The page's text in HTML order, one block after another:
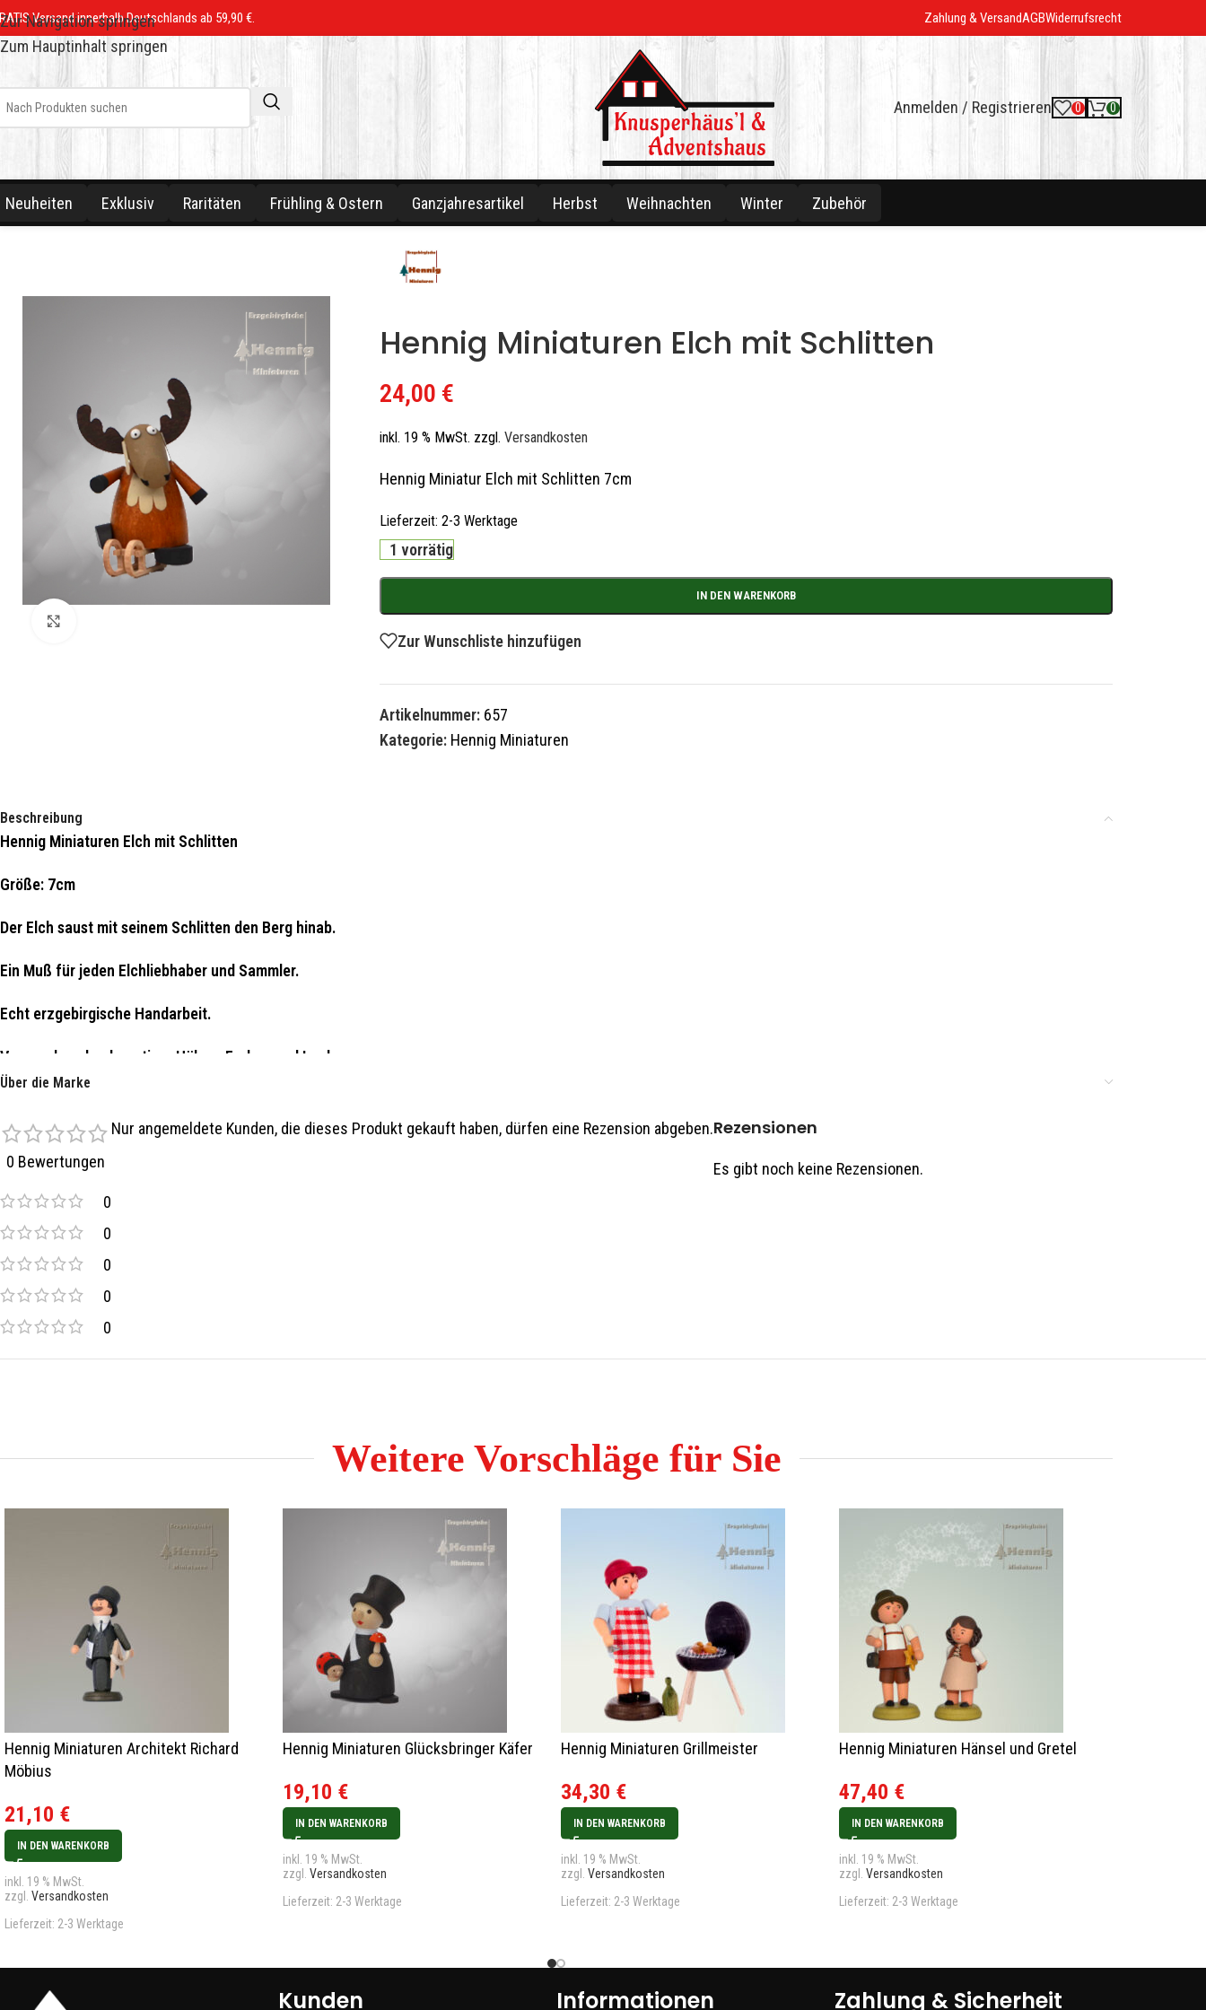
Zur Navigation springen
Zum Hauptinhalt springen
Versand innerhalb Deutschlands ab 59,90 €. Zahlung & VersandAGBWiderrufsrecht
Anmelden / Registrieren 0 0
Neuheiten Exklusiv Raritäten Frühling & Ostern Ganzjahresartikel Herbst Weihnachten Winter Zubehör
Hennig Miniaturen Elch mit Schlitten
24,00 €
inkl. 19 % MwSt. zzgl.Versandkosten
Hennig Miniatur Elch mit Schlitten 7cm
Lieferzeit:2-3 Werktage
1 vorrätig
IN DEN WARENKORB
Zur Wunschliste hinzufügen
Artikelnummer: 657
Kategorie: Hennig Miniaturen
Beschreibung
Hennig Miniaturen Elch mit Schlitten
Größe: 7cm
Der Elch saust mit seinem Schlitten den Berg hinab.
Ein Muß für jeden Elchliebhaber und Sammler.
Echt erzgebirgische Handarbeit.
Verwendung hochwertiger Hölzer, Farben und Lacke.
Über die Marke
0 Bewertungen
0
0
0
0
0
Rezensionen
Es gibt noch keine Rezensionen.
Nur angemeldete Kunden, die dieses Produkt gekauft haben, dürfen eine Rezension abgeben.
Weitere Vorschläge für Sie
Hennig Miniaturen Architekt Richard
Möbius
21,10 €
IN DEN WARENKORB
inkl. 19 % MwSt.
zzgl. Versandkosten
Lieferzeit: 2-3 Werktage
Hennig Miniaturen Glücksbringer Käfer
19,10 €
IN DEN WARENKORB
inkl. 19 % MwSt.
zzgl. Versandkosten
Lieferzeit: 2-3 Werktage
Hennig Miniaturen Grillmeister
34,30 €
IN DEN WARENKORB
inkl. 19 % MwSt.
zzgl. Versandkosten
Lieferzeit: 2-3 Werktage
Hennig Miniaturen Hänsel und Gretel
47,40 €
IN DEN WARENKORB
inkl. 19 % MwSt.
zzgl. Versandkosten
Lieferzeit: 2-3 Werktage
Kunden Informationen Zahlung & Sicherheit